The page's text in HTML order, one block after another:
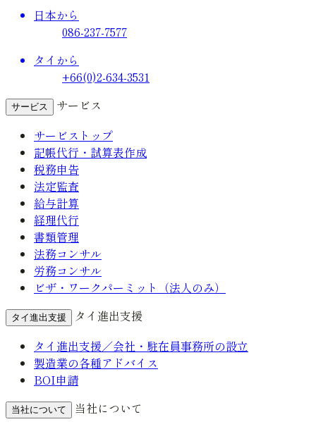
日本から
086-237-7577
タイから
+66(0)2-634-3531
サービス
サービス
サービストップ
記帳代行・試算表作成
税務申告
法定監査
給与計算
経理代行
書類管理
法務コンサル
労務コンサル
ビザ・ワークパーミット（法人のみ）
タイ進出支援
タイ進出支援
タイ進出支援／会社・駐在員事務所の設立
製造業の各種アドバイス
BOI申請
当社について
当社について